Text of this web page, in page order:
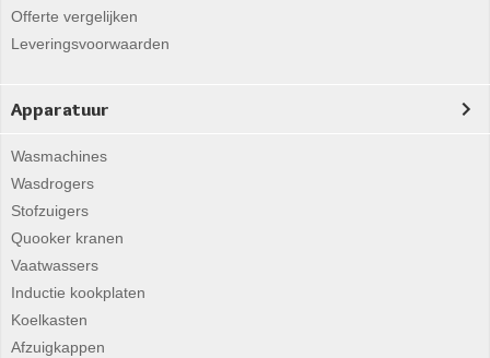
Offerte vergelijken
Leveringsvoorwaarden
Apparatuur
Wasmachines
Wasdrogers
Stofzuigers
Quooker kranen
Vaatwassers
Inductie kookplaten
Koelkasten
Afzuigkappen